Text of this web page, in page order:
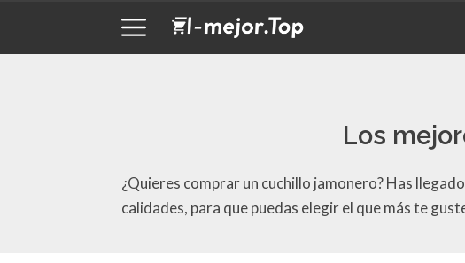
Los
¿Quieres comprar un cuchillo jamonero? Has
calidades, para que puedas elegir el que más te